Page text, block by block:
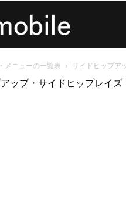
メニューの一覧表 サイドヒップア
ップ・サイドヒップレイズ